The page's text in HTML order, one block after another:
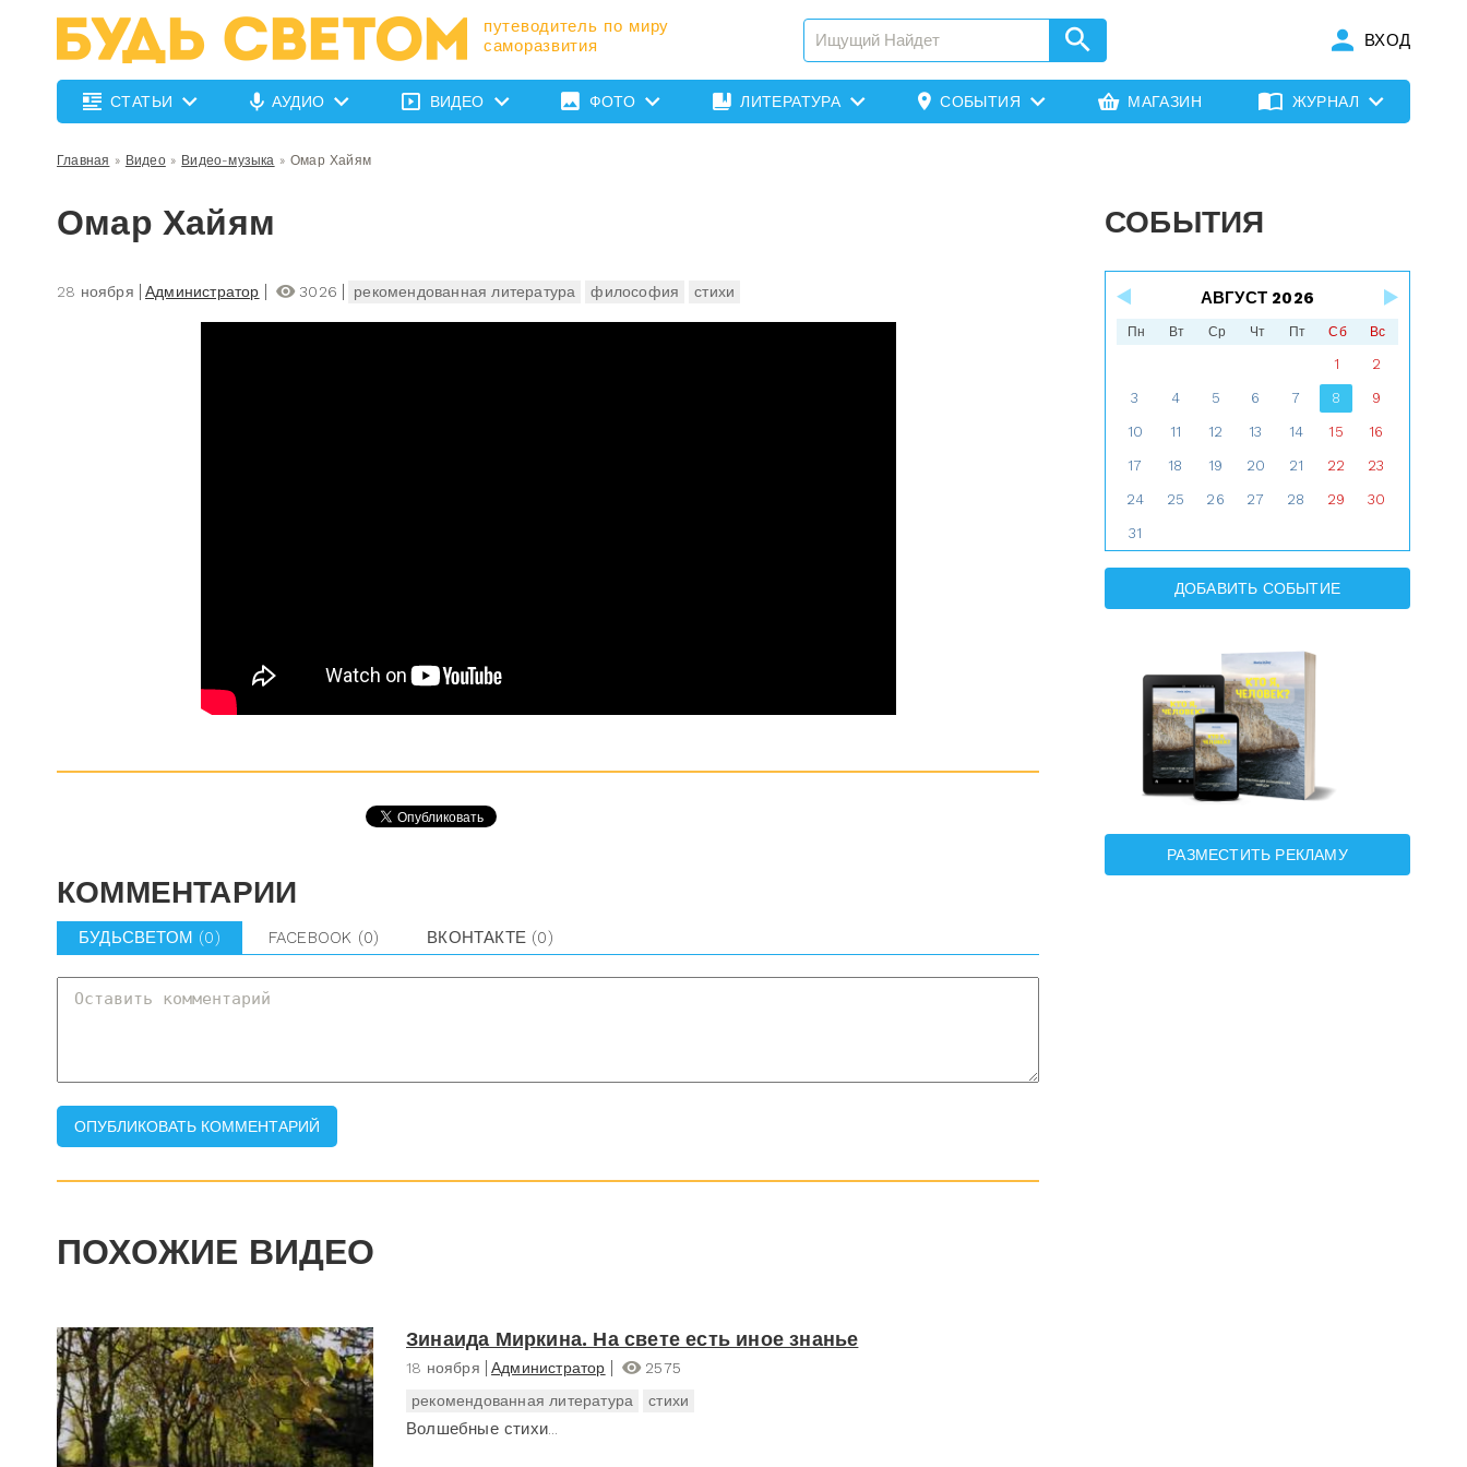
путеводитель по миру
саморазвития
ВХОД
СТАТЬИ АУДИО ВИДЕО ФОТО ЛИТЕРАТУРА СОБЫТИЯ МАГАЗИН ЖУРНАЛ
Главная » Видео» Видео-музыка » Омар Хайям
Омар Хайям
28 ноября Администратор 3026 рекомендованная литература философия стихи
КОММЕНТАРИИ
БУДЬСВЕТОМ (0) FACEBOOK (0) ВКОНТАКТЕ (0)
ПОХОЖИЕ ВИДЕО
Зинаида Миркина. На свете есть иное знанье
18 ноября Администратор
2575
рекомендованная литература
стихи
Волшебные стихи...
СОБЫТИЯ
АВГУСТ 2026
Пн Вт Ср Чт Пт Сб Вс
1 2
3 4 5 6 7 8 9
10 11 12 13 14 15 16
17 18 19 20 21 22 23
24 25 26 27 28 29 30
31
ДОБАВИТЬ СОБЫТИЕ
РАЗМЕСТИТЬ РЕКЛАМУ